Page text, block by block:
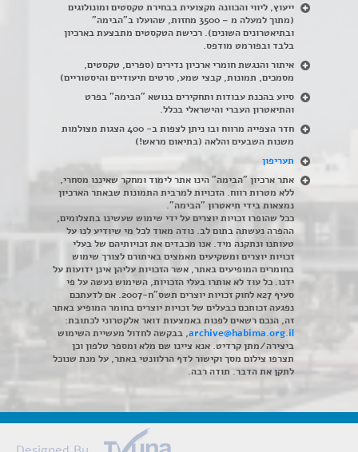
ייעוץ, ליווי והכוונה מקצועית בבחירת טקסטים ומונולוגים
(מתוך למעלה מ – 3500 מחזות, שהועלו ב"הבימה"
ובתיאטרונים השונים). רכישת הטקסטים מתבצעת בארכיון
בלבד ובפורמט מודפס.
איתור והנגשת חומרי ארכיון נדירים (ספרים, טקסטים,
מסמכים, תמונות, קבצי שמע, סרטים תיעודיים והיסטוריים)
סיוע בהכנת עבודות ותחקירים בנושא "הבימה" בפרט
והתיאטרון העברי והישראלי בכלל.
חדר הצפייה מרווח ובו ניתן לצפות ב- 400 הצגות מצולמות
משנות השבעים והלאה (בתיאום מראש!)
תעריפון
אתר ארכיון "הבימה" הינו אתר לימוד ומחקר שאיננו מסחרי,
ללא מטרות רווח. הזכויות למרבית התמונות שבאתר הארכיון
נמצאות בידי תיאטרון "הבימה".
ככל שהופרו זכויות יוצרים על ידי שימוש שעשינו בתצלומים,
ההפרה נעשתה בתום לב. נודה מאוד לכל מי שיודיע לנו על
טעותנו ונתקנה מיד. אנו מכבדים את זכויותיהם של בעלי
זכויות יוצרים ומשקיעים מאמצים באיתורם לצורך שימוש
בחומרים המופיעים באתר, אשר הזכויות עליהן אינן ידועות על
ידנו. כל עוד לא אותרו בעלי הזכויות, השימוש נעשה על פי
סעיף 27א לחוק זכויות יוצרים תשס"ח-2007. אם לדעתכם
נפגעה זכותכם כבעלים של זכויות יוצרים בחומר המופיע באתר
זה, הנכם רשאים לפנות באמצעות דואר אלקטרוני לכתובת:
archive@habima.org.il, בבקשה לחדול מעשיית השימוש
ביצירה/מתן קרדיט. אנא ציינו שם מלא ומספר טלפון וכן
תצרפו צילום מסך וקישור לדף הרלוונטי באתר, על מנת שנוכל
לתקן את הדבר. תודה רבה.